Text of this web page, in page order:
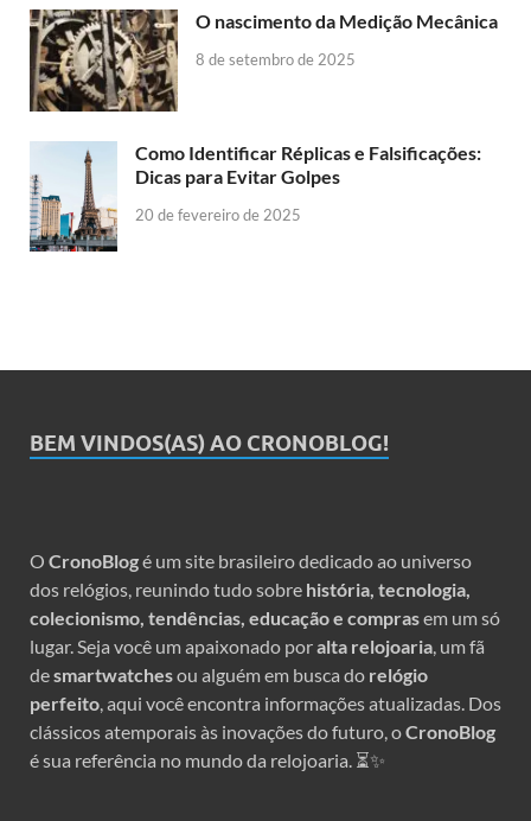
O nascimento da Medição Mecânica
8 de setembro de 2025
Como Identificar Réplicas e Falsificações:
Dicas para Evitar Golpes
20 de fevereiro de 2025
BEM VINDOS(AS) AO CRONOBLOG!
O CronoBlogé um site brasileiro dedicado ao universo
dos relógios, reunindo tudo sobre história, tecnologia,
colecionismo, tendências, educação e comprasem um só
lugar. Seja você um apaixonado poralta relojoaria, um fã
desmartwatchesou alguém em busca do relógio
perfeito, aqui você encontra informações atualizadas. Dos
clássicos atemporais às inovações do futuro, oCronoBlog
é sua referência no mundo da relojoaria. ⏳✨